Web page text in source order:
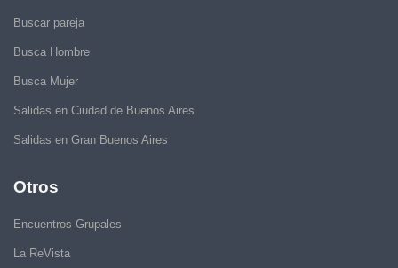
Buscar pareja
Busca Hombre
Busca Mujer
Salidas en Ciudad de Buenos Aires
Salidas en Gran Buenos Aires
Otros
Encuentros Grupales
La ReVista